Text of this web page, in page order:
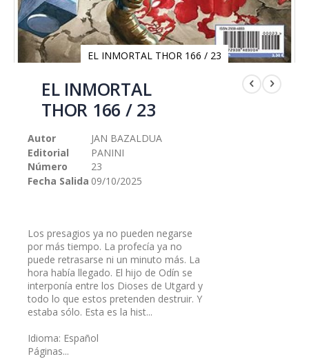
EL INMORTAL THOR 166 / 23
comienzo
galería
imágenes
EL INMORTAL
THOR 166 / 23
Autor
JAN BAZALDUA
Editorial
PANINI
Número
23
Fecha Salida 09/10/2025
Los presagios ya no pueden negarse
por más tiempo. La profecía ya no
puede retrasarse ni un minuto más. La
hora había llegado. El hijo de Odín se
interponía entre los Dioses de Utgard y
todo lo que estos pretenden destruir. Y
estaba sólo. Esta es la hist...
Idioma: Español
Páginas...